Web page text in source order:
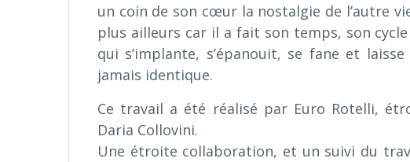
un coin de son cœur la nostalgie de l’autre
plus ailleurs car il a fait son temps, son
qui s’implante, s’épanouit, se fane et
jamais identique.
Ce travail a été réalisé par Euro Rotelli,
Daria Collovini.
Une étroite collaboration, et un suivi du